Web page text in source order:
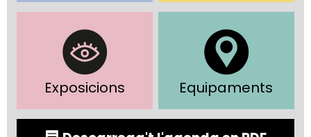
Exposicions Equipaments